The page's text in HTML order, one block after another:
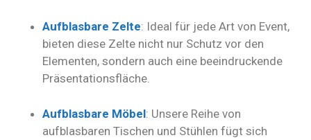
Aufblasbare Zelte: Ideal für jede Art von Event,
bieten diese Zelte nicht nur Schutz vor den
Elementen, sondern auch eine beeindruckende
Präsentationsfläche.
Aufblasbare Möbel: Unsere Reihe von
aufblasbaren Tischen und Stühlen fügt sich